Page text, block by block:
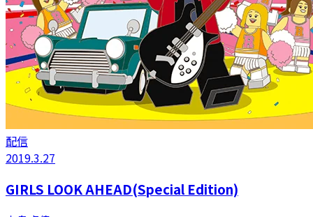
配信
2019.3.27
GIRLS LOOK AHEAD(Special Edition)